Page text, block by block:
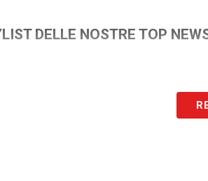
DELLE NOSTRE TOP